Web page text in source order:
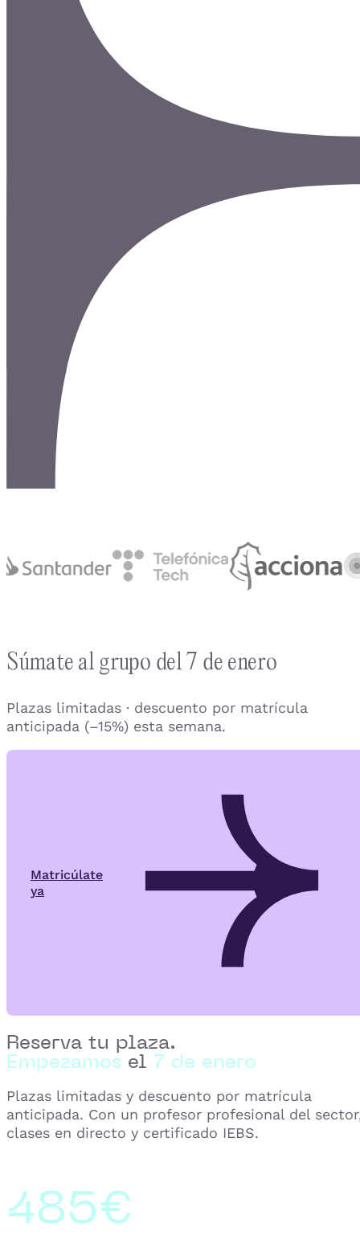
Súmate al grupo del 7 de enero
Plazas limitadas · descuento por matrícula
anticipada (–15%) esta semana.
Matricúlate
ya
Reserva tu plaza.
Empezamos el 7 de enero
Plazas limitadas y descuento por matrícula
anticipada. Con un profesor profesional del
clases en directo y certificado IEBS.
485€